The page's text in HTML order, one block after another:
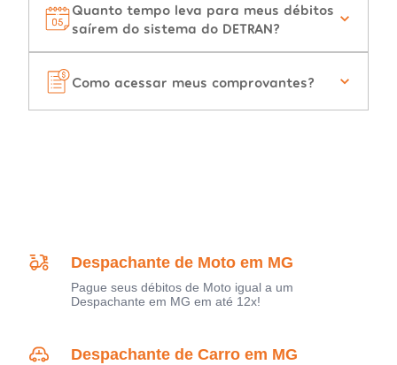
Quanto tempo leva para meus débitos
saírem do sistema do DETRAN?
Como acessar meus comprovantes?
Despachante de Moto em MG
Pague seus débitos de Moto igual a um
Despachante em MG em até 12x!
Despachante de Carro em MG